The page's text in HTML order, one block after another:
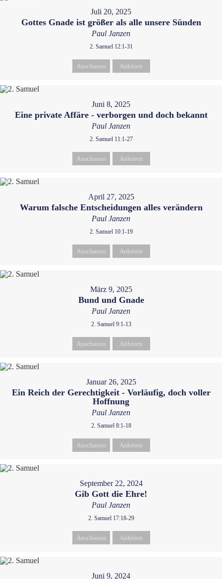
Juli 20, 2025
Gottes Gnade ist größer als alle unsere Sünden
Paul Janzen
2. Samuel 12:1-31
Anschauen Anhören
Juni 8, 2025
Eine private Affäre - verborgen und doch bekannt
Paul Janzen
2. Samuel 11:1-27
Anschauen Anhören
April 27, 2025
Warum falsche Entscheidungen alles verändern
Paul Janzen
2. Samuel 10:1-19
Anschauen Anhören
März 9, 2025
Bund und Gnade
Paul Janzen
2. Samuel 9:1-13
Anschauen Anhören
Januar 26, 2025
Ein Reich der Gerechtigkeit - Vorläufig, doch voller
Hoffnung
Paul Janzen
2. Samuel 8:1-18
Anschauen Anhören
September 22, 2024
Gib Gott die Ehre!
Paul Janzen
2. Samuel 17:18-29
Anschauen Anhören
Juni 9, 2024